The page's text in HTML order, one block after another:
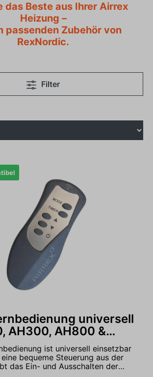
das Beste aus Ihrer Airrex
Heizung –
passenden Zubehör von
RexNordic.
Filter
universell
AH300, AH800 &
ist universell einsetzbar
bequeme Steuerung aus der
das Ein- und Ausschalten der